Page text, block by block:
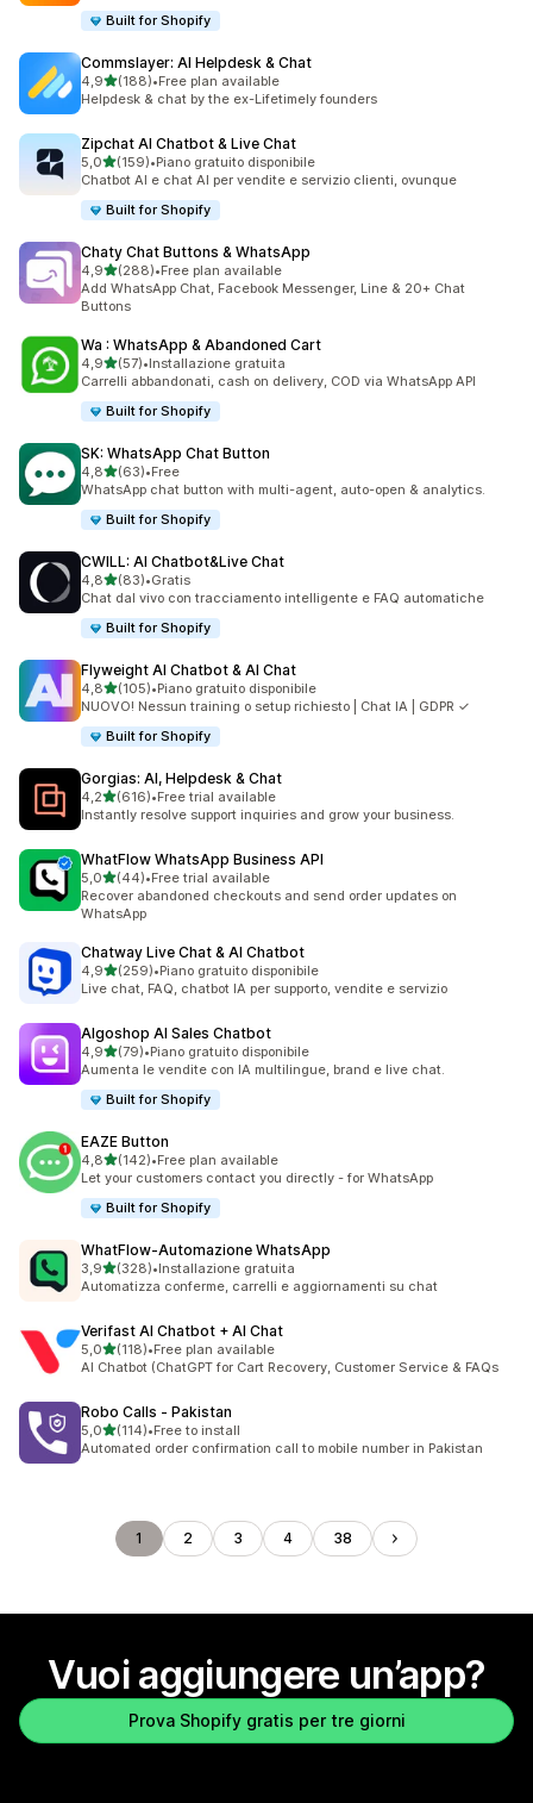
Built for Shopify
Commslayer: AI Helpdesk & Chat
4,9stelle su 5
(188)
188 recensioni totali
•Free plan available
Helpdesk & chat by the ex-Lifetimely founders
Zipchat AI Chatbot & Live Chat
5,0stelle su 5
(159)
159 recensioni totali
•Piano gratuito disponibile
Chatbot AI e chat AI per vendite e servizio clienti, ovunque
Built for Shopify
Chaty Chat Buttons & WhatsApp
4,9stelle su 5
(288)
288 recensioni totali
•Free plan available
Add WhatsApp Chat, Facebook Messenger, Line & 20+ Chat
Buttons
Wa : WhatsApp & Abandoned Cart
4,9stelle su 5
(57)
57 recensioni totali
•Installazione gratuita
Carrelli abbandonati, cash on delivery, COD via WhatsApp API
Built for Shopify
SK: WhatsApp Chat Button
4,8stelle su 5
(63)
63 recensioni totali
•Free
WhatsApp chat button with multi-agent, auto-open & analytics.
Built for Shopify
CWILL: AI Chatbot&Live Chat
4,8stelle su 5
(83)
83 recensioni totali
•Gratis
Chat dal vivo con tracciamento intelligente e FAQ automatiche
Built for Shopify
Flyweight AI Chatbot & AI Chat
4,8stelle su 5
(105)
105 recensioni totali
•Piano gratuito disponibile
NUOVO! Nessun training o setup richiesto | Chat IA | GDPR ✓
Built for Shopify
Gorgias: AI, Helpdesk & Chat
4,2stelle su 5
(616)
616 recensioni totali
•Free trial available
Instantly resolve support inquiries and grow your business.
WhatFlow WhatsApp Business API
5,0stelle su 5
(44)
44 recensioni totali
•Free trial available
Recover abandoned checkouts and send order updates on
WhatsApp
Chatway Live Chat & AI Chatbot
4,9stelle su 5
(259)
259 recensioni totali
•Piano gratuito disponibile
Live chat, FAQ, chatbot IA per supporto, vendite e servizio
Algoshop AI Sales Chatbot
4,9stelle su 5
(79)
79 recensioni totali
•Piano gratuito disponibile
Aumenta le vendite con IA multilingue, brand e live chat.
Built for Shopify
EAZE Button
4,8stelle su 5
(142)
142 recensioni totali
•Free plan available
Let your customers contact you directly - for WhatsApp
Built for Shopify
WhatFlow‑Automazione WhatsApp
3,9stelle su 5
(328)
328 recensioni totali
•Installazione gratuita
Automatizza conferme, carrelli e aggiornamenti su chat
Verifast AI Chatbot + AI Chat
5,0stelle su 5
(118)
118 recensioni totali
•Free plan available
AI Chatbot (ChatGPT for Cart Recovery, Customer Service & FAQs
Robo Calls ‑ Pakistan
5,0stelle su 5
(114)
114 recensioni totali
•Free to install
Automated order confirmation call to mobile number in Pakistan
1 2 3 4 38
Vuoi aggiungere un’app?
Prova Shopify gratis per tre giorni